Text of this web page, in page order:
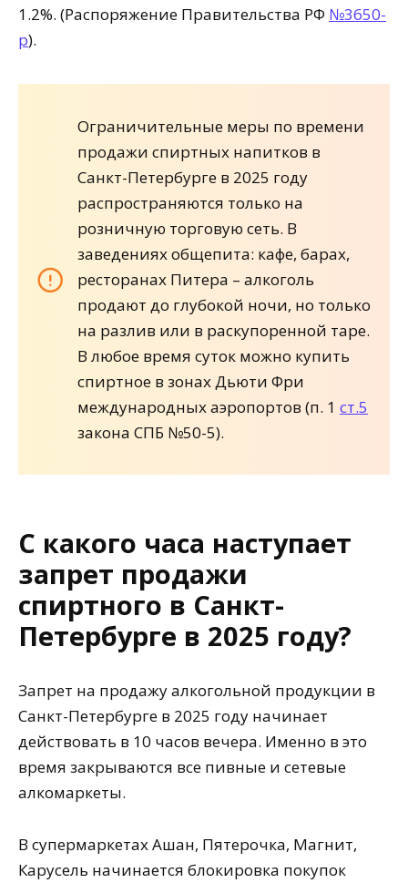
1.2%. (Распоряжение Правительства РФ №3650-
р).
Ограничительные меры по времени
продажи спиртных напитков в
Санкт-Петербурге в 2025 году
распространяются только на
розничную торговую сеть. В
заведениях общепита: кафе, барах,
ресторанах Питера – алкоголь
продают до глубокой ночи, но только
на разлив или в раскупоренной таре.
В любое время суток можно купить
спиртное в зонах Дьюти Фри
международных аэропортов (п. 1 ст.5
закона СПБ №50-5).
С какого часа наступает
запрет продажи
спиртного в Санкт-
Петербурге в 2025 году?
Запрет на продажу алкогольной продукции в
Санкт-Петербурге в 2025 году начинает
действовать в 10 часов вечера. Именно в это
время закрываются все пивные и сетевые
алкомаркеты.
В супермаркетах Ашан, Пятерочка, Магнит,
Карусель начинается блокировка покупок